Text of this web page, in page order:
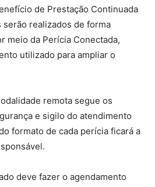
de Prestação Continuada
serão realizados de forma
meio da Perícia Conectada,
utilizado para ampliar o
remota segue os
e sigilo do atendimento
formato de cada perícia ficará a
deve fazer o agendamento